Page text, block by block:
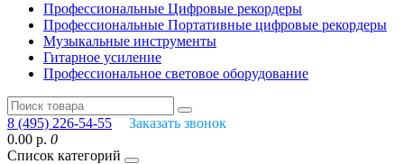
Профессиональные Цифровые рекордеры
Профессиональные Портативные цифровые рекордеры
Музыкальные инструменты
Гитарное усиление
Профессиональное световое оборудование
8 (495) 226-54-55
Заказать звонок
0.00 р. 0
Список категорий